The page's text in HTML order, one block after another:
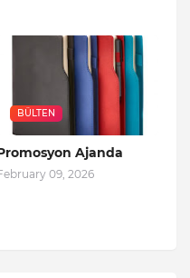
BÜLTEN
Ajanda
09, 2026